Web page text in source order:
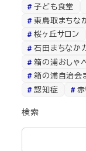
子ども食堂
東鳥取まちな
桜ヶ丘サロン
石田まちなか
箱の浦おしゃ
箱の浦自治会
認知症
検索